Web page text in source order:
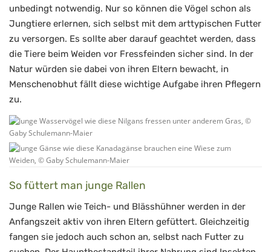
unbedingt notwendig. Nur so können die Vögel schon als
Jungtiere erlernen, sich selbst mit dem arttypischen Futter
zu versorgen. Es sollte aber darauf geachtet werden, dass
die Tiere beim Weiden vor Fressfeinden sicher sind. In der
Natur würden sie dabei von ihren Eltern bewacht, in
Menschenobhut fällt diese wichtige Aufgabe ihren Pflegern
zu.
So füttert man junge Rallen
Junge Rallen wie Teich- und Blässhühner werden in der
Anfangszeit aktiv von ihren Eltern gefüttert. Gleichzeitig
fangen sie jedoch auch schon an, selbst nach Futter zu